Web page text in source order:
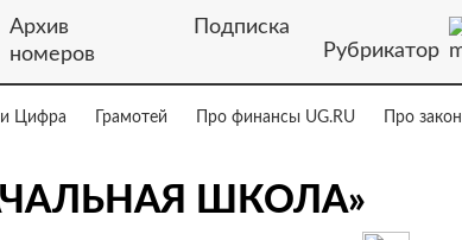
Архив
номеров
Подписка
Рубрикатор
и Цифра Грамотей Про финансы UG.RU Про
ШКОЛА»